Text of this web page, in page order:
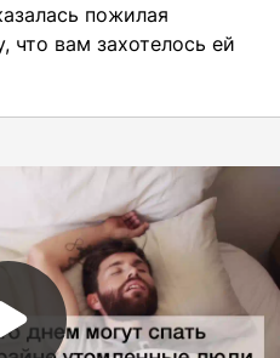
пожилая
что вам захотелось ей